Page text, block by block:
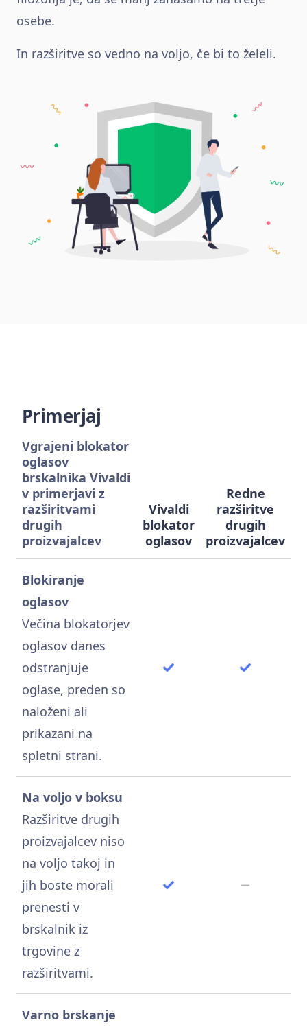
osebe.
In razširitve so vedno na voljo, če bi to želeli.
Primerjaj
Vgrajeni blokator
oglasov
brskalnika Vivaldi
v primerjavi z
razširitvami
drugih
proizvajalcev
Vivaldi
blokator
oglasov
Redne
razširitve
drugih
proizvajalcev
Blokiranje
oglasov
Večina blokatorjev
oglasov danes
odstranjuje
oglase, preden so
naloženi ali
prikazani na
spletni strani.
Na voljo v boksu
Razširitve drugih
proizvajalcev niso
na voljo takoj in
jih boste morali
prenesti v
brskalnik iz
trgovine z
razširitvami.
Varno brskanje